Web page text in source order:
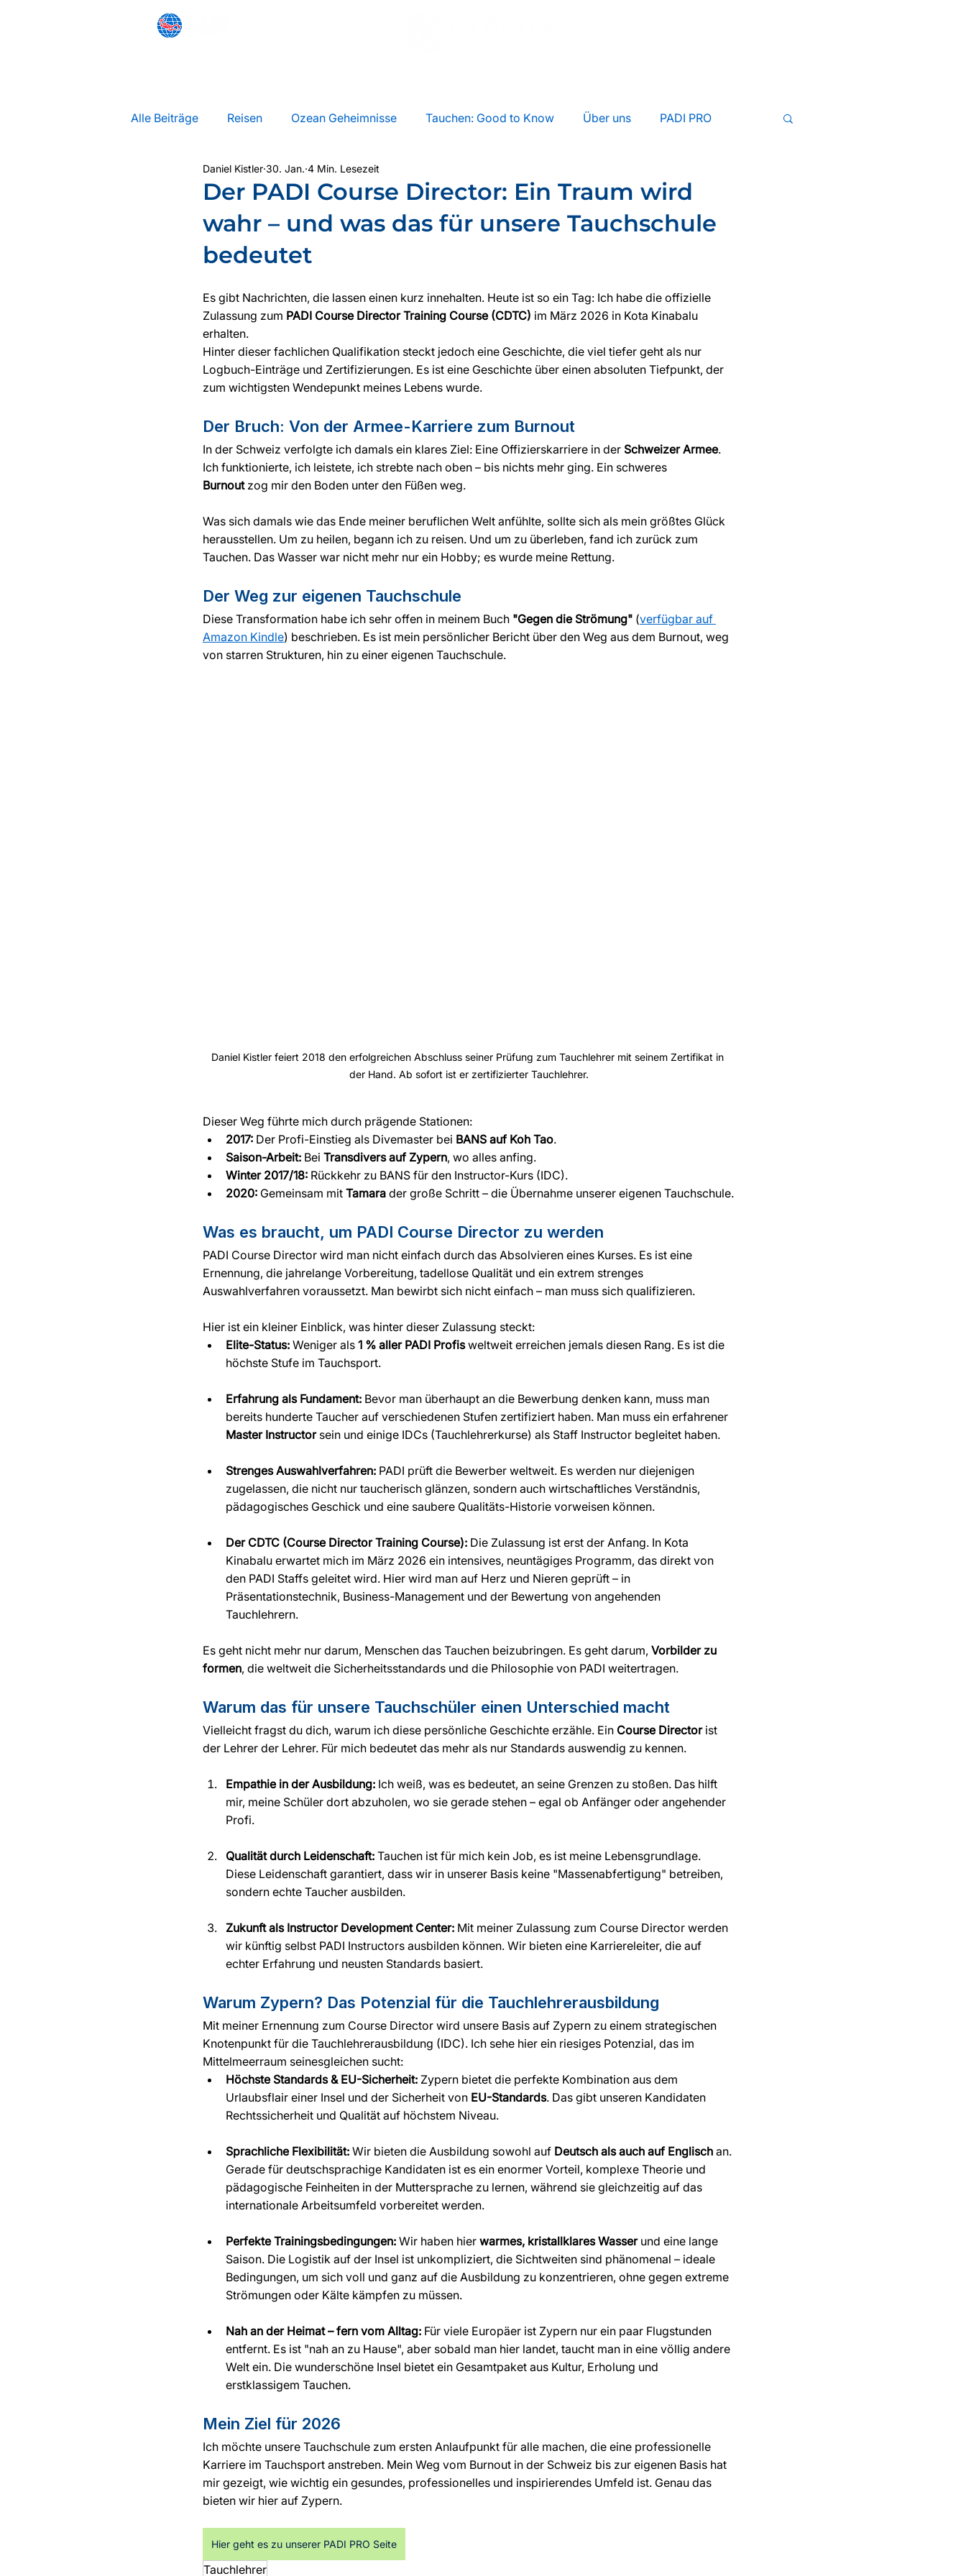
Γ
Alle Beiträge Reisen Ozean Geheimnisse Tauchen: Good to Know Über uns PADI PRO
Projekt Xenios
Der PADI Course Director: Ein Traum wird
wahr – und was das für unsere Tauchschule
bedeutet
Daniel Kistler 30. Jan. 4 Min. Lesezeit
Es gibt Nachrichten, die lassen einen kurz innehalten. Heute ist so ein Tag: Ich habe die offizielle
Zulassung zum PADI Course Director Training Course (CDTC) im März 2026 in Kota Kinabalu
erhalten.
Hinter dieser fachlichen Qualifikation steckt jedoch eine Geschichte, die viel tiefer geht als nur
Logbuch-Einträge und Zertifizierungen. Es ist eine Geschichte über einen absoluten Tiefpunkt, der
zum wichtigsten Wendepunkt meines Lebens wurde.
Der Bruch: Von der Armee-Karriere zum Burnout
In der Schweiz verfolgte ich damals ein klares Ziel: Eine Offizierskarriere in der Schweizer Armee.
Ich funktionierte, ich leistete, ich strebte nach oben – bis nichts mehr ging. Ein schweres
Burnout zog mir den Boden unter den Füßen weg.
Was sich damals wie das Ende meiner beruflichen Welt anfühlte, sollte sich als mein größtes Glück
herausstellen. Um zu heilen, begann ich zu reisen. Und um zu überleben, fand ich zurück zum
Tauchen. Das Wasser war nicht mehr nur ein Hobby; es wurde meine Rettung.
Der Weg zur eigenen Tauchschule
Diese Transformation habe ich sehr offen in meinem Buch "Gegen die Strömung" (verfügbar auf
Amazon Kindle) beschrieben. Es ist mein persönlicher Bericht über den Weg aus dem Burnout, weg
von starren Strukturen, hin zu einer eigenen Tauchschule.
Daniel Kistler feiert 2018 den erfolgreichen Abschluss seiner Prüfung zum Tauchlehrer mit seinem Zertifikat in
der Hand. Ab sofort ist er zertifizierter Tauchlehrer.
Dieser Weg führte mich durch prägende Stationen:
2017: Der Profi-Einstieg als Divemaster bei BANS auf Koh Tao.
Saison-Arbeit: Bei Transdivers auf Zypern, wo alles anfing.
Winter 2017/18: Rückkehr zu BANS für den Instructor-Kurs (IDC).
2020: Gemeinsam mit Tamara der große Schritt – die Übernahme unserer eigenen Tauchschule.
Was es braucht, um PADI Course Director zu werden
PADI Course Director wird man nicht einfach durch das Absolvieren eines Kurses. Es ist eine
Ernennung, die jahrelange Vorbereitung, tadellose Qualität und ein extrem strenges
Auswahlverfahren voraussetzt. Man bewirbt sich nicht einfach – man muss sich qualifizieren.
Hier ist ein kleiner Einblick, was hinter dieser Zulassung steckt:
Elite-Status: Weniger als 1 % aller PADI Profis weltweit erreichen jemals diesen Rang. Es ist die
höchste Stufe im Tauchsport.
Erfahrung als Fundament: Bevor man überhaupt an die Bewerbung denken kann, muss man
bereits hunderte Taucher auf verschiedenen Stufen zertifiziert haben. Man muss ein erfahrener
Master Instructor sein und einige IDCs (Tauchlehrerkurse) als Staff Instructor begleitet haben.
Strenges Auswahlverfahren: PADI prüft die Bewerber weltweit. Es werden nur diejenigen
zugelassen, die nicht nur taucherisch glänzen, sondern auch wirtschaftliches Verständnis,
pädagogisches Geschick und eine saubere Qualitäts-Historie vorweisen können.
Der CDTC (Course Director Training Course): Die Zulassung ist erst der Anfang. In Kota
Kinabalu erwartet mich im März 2026 ein intensives, neuntägiges Programm, das direkt von
den PADI Staffs geleitet wird. Hier wird man auf Herz und Nieren geprüft – in
Präsentationstechnik, Business-Management und der Bewertung von angehenden
Tauchlehrern.
Es geht nicht mehr nur darum, Menschen das Tauchen beizubringen. Es geht darum, Vorbilder zu
formen, die weltweit die Sicherheitsstandards und die Philosophie von PADI weitertragen.
Warum das für unsere Tauchschüler einen Unterschied macht
Vielleicht fragst du dich, warum ich diese persönliche Geschichte erzähle. Ein Course Director ist
der Lehrer der Lehrer. Für mich bedeutet das mehr als nur Standards auswendig zu kennen.
Empathie in der Ausbildung: Ich weiß, was es bedeutet, an seine Grenzen zu stoßen. Das hilft
mir, meine Schüler dort abzuholen, wo sie gerade stehen – egal ob Anfänger oder angehender
Profi.
Qualität durch Leidenschaft: Tauchen ist für mich kein Job, es ist meine Lebensgrundlage.
Diese Leidenschaft garantiert, dass wir in unserer Basis keine "Massenabfertigung" betreiben,
sondern echte Taucher ausbilden.
Zukunft als Instructor Development Center: Mit meiner Zulassung zum Course Director werden
wir künftig selbst PADI Instructors ausbilden können. Wir bieten eine Karriereleiter, die auf
echter Erfahrung und neusten Standards basiert.
Warum Zypern? Das Potenzial für die Tauchlehrerausbildung
Mit meiner Ernennung zum Course Director wird unsere Basis auf Zypern zu einem strategischen
Knotenpunkt für die Tauchlehrerausbildung (IDC). Ich sehe hier ein riesiges Potenzial, das im
Mittelmeerraum seinesgleichen sucht:
Höchste Standards & EU-Sicherheit: Zypern bietet die perfekte Kombination aus dem
Urlaubsflair einer Insel und der Sicherheit von EU-Standards. Das gibt unseren Kandidaten
Rechtssicherheit und Qualität auf höchstem Niveau.
Sprachliche Flexibilität: Wir bieten die Ausbildung sowohl auf Deutsch als auch auf Englisch an.
Gerade für deutschsprachige Kandidaten ist es ein enormer Vorteil, komplexe Theorie und
pädagogische Feinheiten in der Muttersprache zu lernen, während sie gleichzeitig auf das
internationale Arbeitsumfeld vorbereitet werden.
Perfekte Trainingsbedingungen: Wir haben hier warmes, kristallklares Wasser und eine lange
Saison. Die Logistik auf der Insel ist unkompliziert, die Sichtweiten sind phänomenal – ideale
Bedingungen, um sich voll und ganz auf die Ausbildung zu konzentrieren, ohne gegen extreme
Strömungen oder Kälte kämpfen zu müssen.
Nah an der Heimat – fern vom Alltag: Für viele Europäer ist Zypern nur ein paar Flugstunden
entfernt. Es ist "nah an zu Hause", aber sobald man hier landet, taucht man in eine völlig andere
Welt ein. Die wunderschöne Insel bietet ein Gesamtpaket aus Kultur, Erholung und
erstklassigem Tauchen.
Mein Ziel für 2026
Ich möchte unsere Tauchschule zum ersten Anlaufpunkt für alle machen, die eine professionelle
Karriere im Tauchsport anstreben. Mein Weg vom Burnout in der Schweiz bis zur eigenen Basis hat
mir gezeigt, wie wichtig ein gesundes, professionelles und inspirierendes Umfeld ist. Genau das
bieten wir hier auf Zypern.
Hier geht es zu unserer PADI PRO Seite
Tauchlehrer